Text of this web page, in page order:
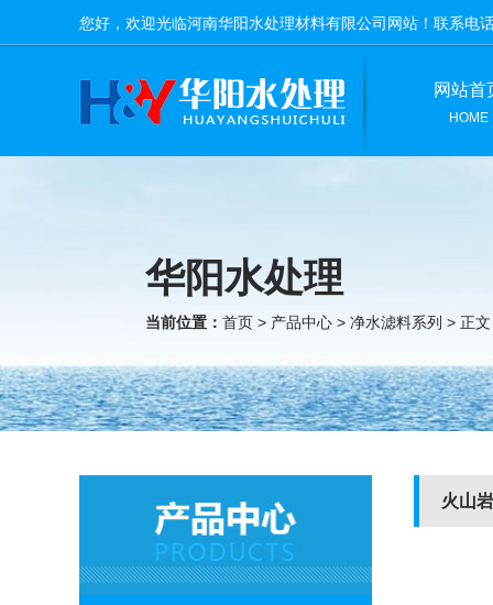
您好，欢迎光临河南华阳水处理材料有限公司网站！联系电话
网站首
HOME
华阳水处理
当前位置： 首页 > 产品中心 > 净水滤料系列 > 正文
火山